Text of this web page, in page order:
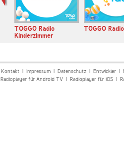
TOGGO Radio
Kinderzimmer
TOGGO Radio
Kontakt| Impressum| Datenschutz| Entwickler|
Radioplayer für Android TV| Radioplayer für iOS|